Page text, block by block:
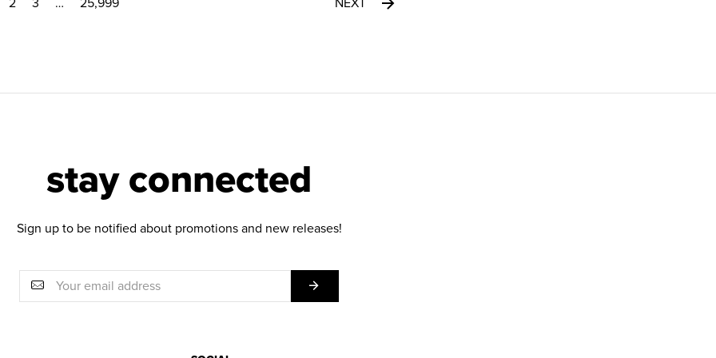
stay connected
Sign up to be notified about promotions and new releases!